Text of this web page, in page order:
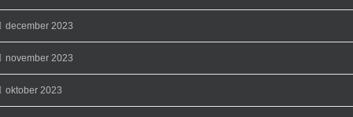
december 2023
november 2023
oktober 2023